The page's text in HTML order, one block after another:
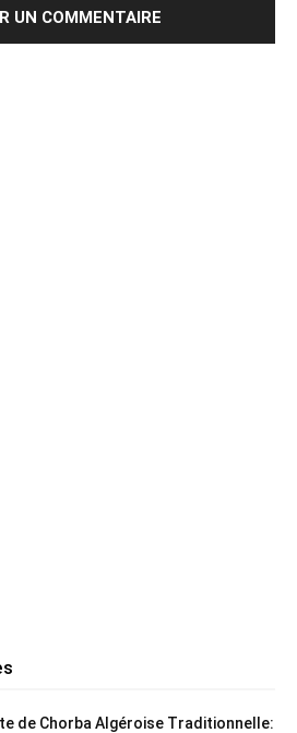
de Chorba Algéroise Traditionnelle: